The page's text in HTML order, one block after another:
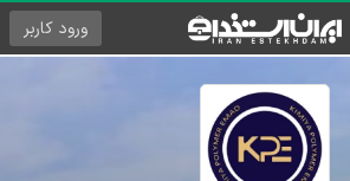
ورود کاربر